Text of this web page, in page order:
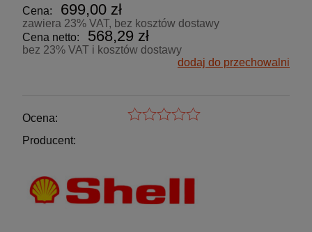
Cena: 699,00 zł
zawiera 23% VAT, bez kosztów dostawy
Cena netto:
568,29 zł
bez 23% VAT i kosztów dostawy
dodaj do przechowalni
Ocena:
Producent: